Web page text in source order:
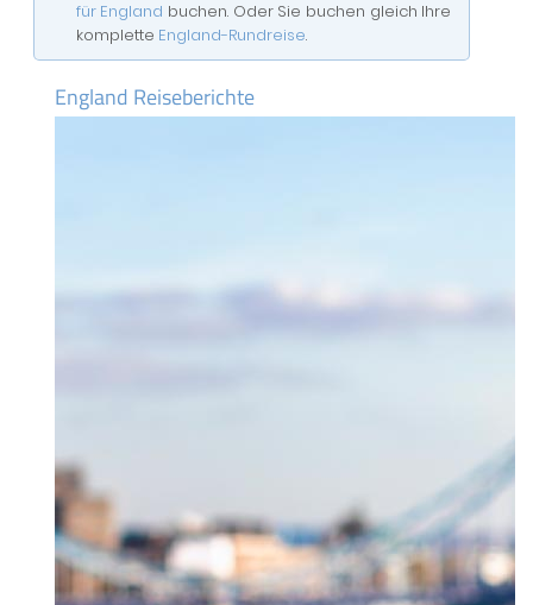
für England buchen. Oder Sie buchen gleich Ihre
komplette England-Rundreise.
England Reiseberichte